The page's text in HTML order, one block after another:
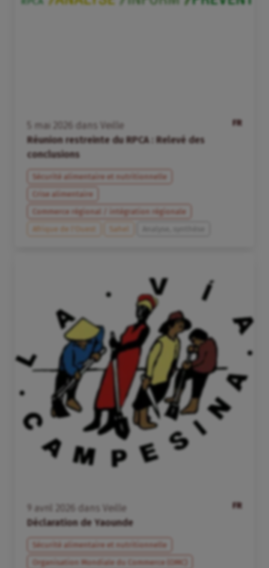
FR
mai dans
Veille
Réunion restreinte du RPCA : Relevé des
conclusions
Sécurité alimentaire et nutritionnelle
Crise alimentaire
Commerce régional / intégration régionale
Afrique de l’Ouest
Sahel
FR
avril dans
Veille
Déclaration de Yaounde
Sécurité alimentaire et nutritionnelle
Organisation Mondiale du Commerce (OMC)